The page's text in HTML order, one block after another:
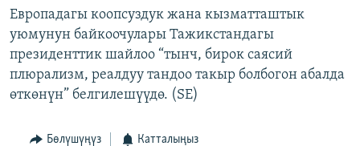
Европадагы коопсуздук жана кызматташтык
уюмунун байкоочулары Тажикстандагы
президенттик шайлоо “тынч, бирок саясий
плюрализм, реалдуу тандоо такыр болбогон абалда
өткөнүн” белгилешүүдө. (SE)
Бөлүшүңүз Катталыңыз